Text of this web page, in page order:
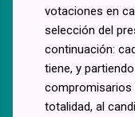
votaciones en
selección del
continuación:
tiene, y
compromisarios
totalidad, al